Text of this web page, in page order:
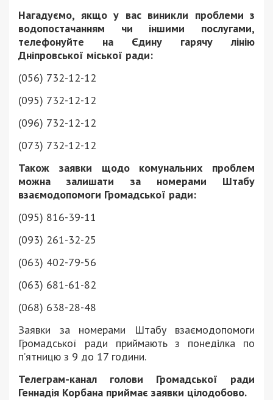
Нагадуємо, якщо у вас виникли проблеми з
водопостачанням чи іншими послугами,
телефонуйте на Єдину гарячу лінію
Дніпровської міської ради:
(056) 732-12-12
(095) 732-12-12
(096) 732-12-12
(073) 732-12-12
Також заявки щодо комунальних проблем
можна залишати за номерами Штабу
взаємодопомоги Громадської ради:
(095) 816-39-11
(093) 261-32-25
(063) 402-79-56
(063) 681-61-82
(068) 638-28-48
Заявки за номерами Штабу взаємодопомоги
Громадської ради приймають з понеділка по
п’ятницю з 9 до 17 години.
Телеграм-канал голови Громадської ради
Геннадія Корбана приймає заявки цілодобово.